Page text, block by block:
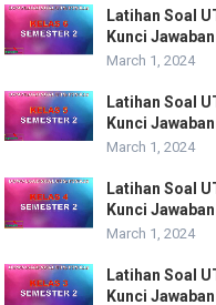
Latihan Soal
Kunci
March 1, 2024
Latihan Soal
Kunci
March 1, 2024
Latihan Soal
Kunci
March 1, 2024
Latihan Soal
Kunci